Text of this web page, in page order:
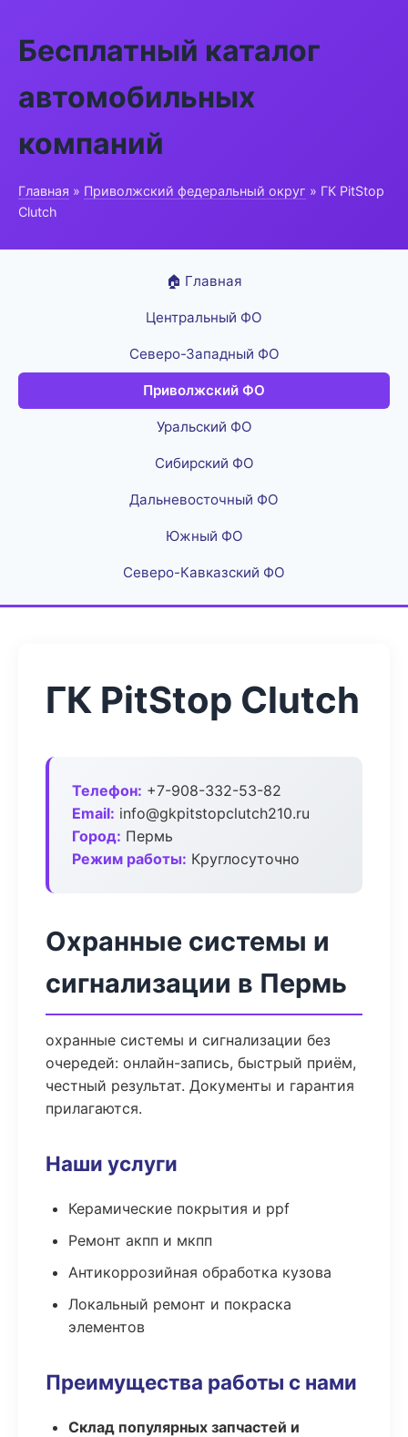
Бесплатный каталог
автомобильных
компаний
Главная » Приволжский федеральный округ » ГК PitStop
Clutch
🏠 Главная
Центральный ФО
Северо-Западный ФО
Приволжский ФО
Уральский ФО
Сибирский ФО
Дальневосточный ФО
Южный ФО
Северо-Кавказский ФО
ГК PitStop Clutch
Телефон: +7-908-332-53-82
Email: info@gkpitstopclutch210.ru
Город: Пермь
Режим работы: Круглосуточно
Охранные системы и
сигнализации в Пермь
охранные системы и сигнализации без
очередей: онлайн-запись, быстрый приём,
честный результат. Документы и гарантия
прилагаются.
Наши услуги
Керамические покрытия и ppf
Ремонт акпп и мкпп
Антикоррозийная обработка кузова
Локальный ремонт и покраска
элементов
Преимущества работы с нами
Склад популярных запчастей и